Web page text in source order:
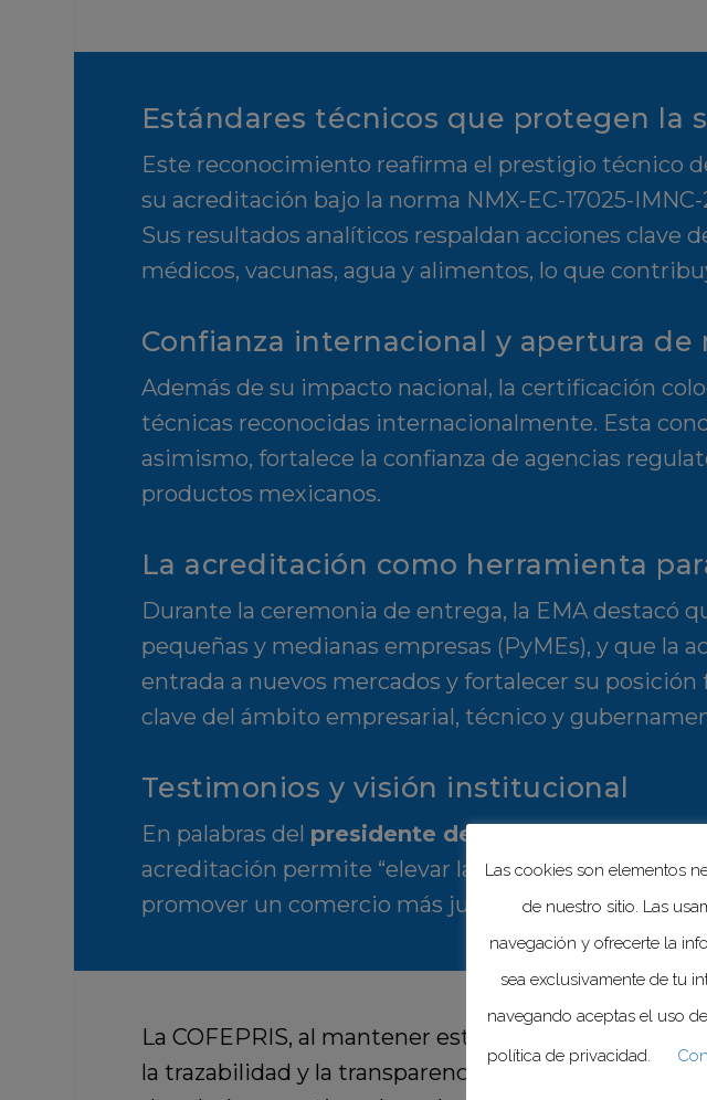
Estándares técnicos que protegen la
Este reconocimiento reafirma el prestigio técnico
su acreditación bajo la norma NMX-EC-17025-
Sus resultados analíticos respaldan acciones
médicos, vacunas, agua y alimentos, lo que
Confianza internacional y apertura de
Además de su impacto nacional, la certificación
técnicas reconocidas internacionalmente. Esta
asimismo, fortalece la confianza de agencias
productos mexicanos.
La acreditación como herramienta
Durante la ceremonia de entrega, la EMA destacó
pequeñas y medianas empresas (PyMEs), y que la
entrada a nuevos mercados y fortalecer su
clave del ámbito empresarial, técnico y
Testimonios y visión institucional
En palabras del presidente de la EMA, Raúl Tornel
acreditación permite “elevar la calidad de
promover un comercio más justo”.
La COFEPRIS, al mantener esta acreditación,
la trazabilidad y la transparencia, alineándose con
Las cookies son elementos
de nuestro sitio. Las
navegación y ofrecerte la
sea exclusivamente de tu
navegando aceptas el uso
política de privacidad.